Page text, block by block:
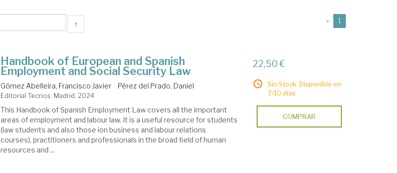
↑ « 1
Handbook of European and Spanish
Employment and Social Security Law
Gómez Abelleira, Francisco Javier Pérez del Prado, Daniel
Editorial Tecnos. Madrid, 2024
This Handbook of Spanish Employment Law covers all the important
areas of employment and labour law. It is a useful resource for students
(law students and also those ion business and labour relations
courses), practitioners and professionals in the broad field of human
resources and ...
22,50 €
Sin Stock. Disponible en
7/10 días.
COMPRAR